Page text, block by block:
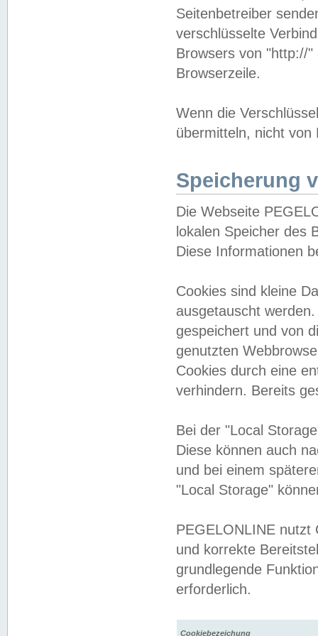
Seitenbetreiber
verschlüsselte
Browsers von "http://
Browserzeile.
Wenn die
übermitteln, nicht von
Speicherung
Die Webseite
lokalen Speicher des
Diese Informationen
Cookies sind kleine
ausgetauscht
gespeichert und von
genutzten
Cookies durch eine
verhindern. Bereits
Bei der "Local
Diese können auch
und bei einem
"Local Storage"
PEGELONLINE nutzt
und korrekte
grundlegende
erforderlich.
Cookiebezeichung